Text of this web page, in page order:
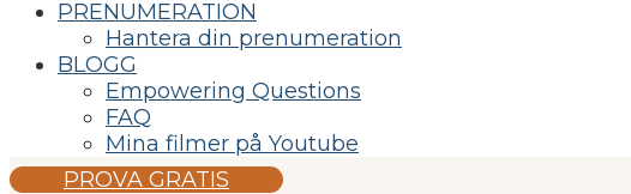
PRENUMERATION
Hantera din prenumeration
BLOGG
Empowering Questions
FAQ
Mina filmer på Youtube
PROVA GRATIS